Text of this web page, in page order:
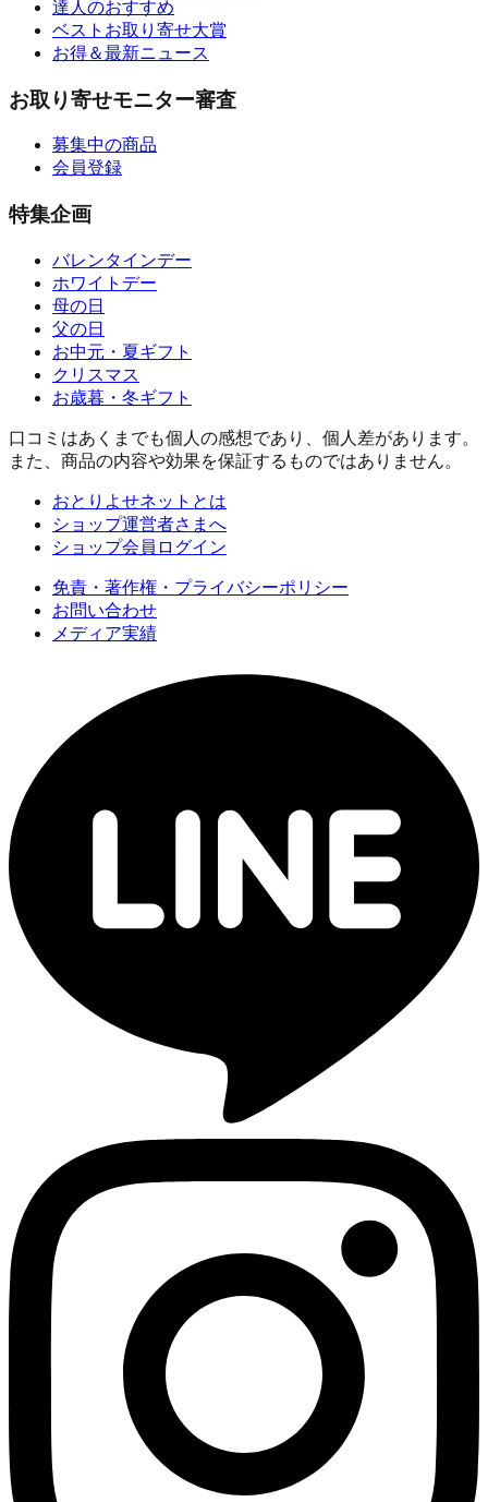
達人のおすすめ
ベストお取り寄せ大賞
お得＆最新ニュース
お取り寄せモニター審査
募集中の商品
会員登録
特集企画
バレンタインデー
ホワイトデー
母の日
父の日
お中元・夏ギフト
クリスマス
お歳暮・冬ギフト
口コミはあくまでも個人の感想であり、個人差があります。
また、商品の内容や効果を保証するものではありません。
おとりよせネットとは
ショップ運営者さまへ
ショップ会員ログイン
免責・著作権・プライバシーポリシー
お問い合わせ
メディア実績